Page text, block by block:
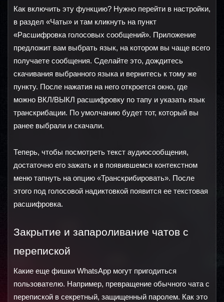
Как включить эту функцию? Нужно перейти в настройки,
в раздел «Чаты» и там кликнуть на пункт
«Расшифровка голосовых сообщений». Приложение
предложит вам выбрать язык, на котором вы чаще всего
получаете сообщения. Сделайте это, дождитесь
скачивания выбранного языка и вернитесь к тому же
пункту. После нажатия на него откроется окно, где
можно ВКЛ/ВЫКЛ расшифровку по тапу и указать язык
транскрибации. По умолчанию будет тот, который вы
ранее выбрали и скачали.
Теперь, чтобы посмотреть текст аудиосообщения,
достаточно его зажать и в появившемся контекстном
меню тапнуть на опцию «Транскрибировать». После
этого под голосовой надиктовкой появится ее текстовая
расшифровка.
Закрытие и запароливание чатов с
перепиской
Какие еще фишки WhatsApp могут пригодиться
пользователю. Например, превращение обычного чата с
перепиской в секретный, защищенный паролем. Как это